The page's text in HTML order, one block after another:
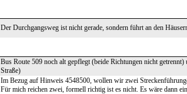
Der Durchgangsweg ist nicht gerade, sondern führt an den
Bus Route 509 noch alt gepflegt (beide Richtungen nicht
Straße)
Im Bezug auf Hinweis 4548500, wollen wir zwei
Für mich reichen zwei, formell richtig ist es nicht. Es wäre dann